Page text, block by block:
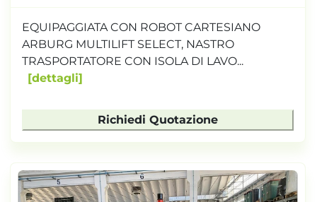
EQUIPAGGIATA CON ROBOT CARTESIANO
ARBURG MULTILIFT SELECT, NASTRO
TRASPORTATORE CON ISOLA DI LAVO...
dettagli
Richiedi Quotazione